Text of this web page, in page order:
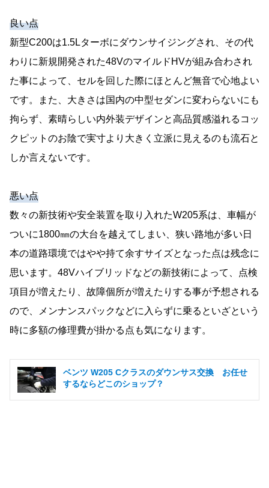
良い点
新型C200は1.5Lターボにダウンサイジングされ、その代
わりに新規開発された48VのマイルドHVが組み合わされ
た事によって、セルを回した際にほとんど無音で心地よい
です。また、大きさは国内の中型セダンに変わらないにも
拘らず、素晴らしい内外装デザインと高品質感溢れるコッ
クピットのお陰で実寸より大きく立派に見えるのも流石と
しか言えないです。
悪い点
数々の新技術や安全装置を取り入れたW205系は、車幅が
ついに1800㎜の大台を越えてしまい、狭い路地が多い日
本の道路環境ではやや持て余すサイズとなった点は残念に
思います。48Vハイブリッドなどの新技術によって、点検
項目が増えたり、故障個所が増えたりする事が予想される
ので、メンナンスパックなどに入らずに乗るといざという
時に多額の修理費が掛かる点も気になります。
ベンツ W205 Cクラスのダウンサス交換 お任せ
するならどこのショップ？